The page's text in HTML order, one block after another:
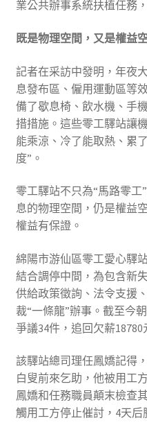
業公共辦事系統扶植任務
既是物理空間，又是權益
記者在采訪中發明，年夜
息發布區、僱用運動區等
備了歇息椅、飲水機、手
措措施。這些零工驛站讓
能乘涼、冷了能取熱、累
度”。
零工驛站不只為“馬路零
息的物理空間，仍是權益
權益有保證。
綿陽市游仙區零工愛心驛
結合調停中間，為包含新
供給政策徵詢、法令支援
裁“一條龍”辦事。截至今
爭議34件，追回欠薪18780
該驛站總司理任鳳嬌記得
白叟前來乞助，他被用工
鳳嬌和任務職員顛末檢查
觸用工方停止催討，4天后